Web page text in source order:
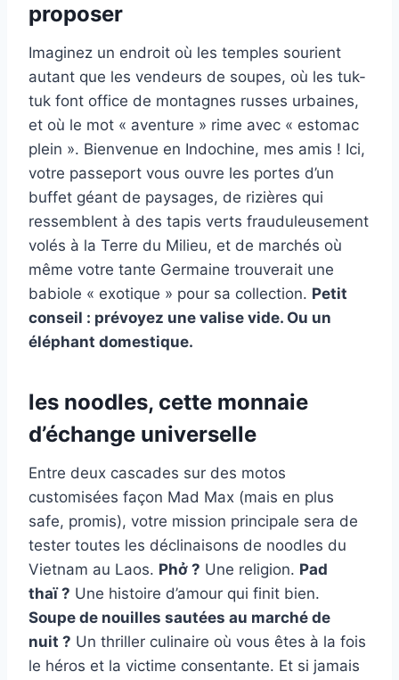
proposer
Imaginez un endroit où les temples sourient
autant que les vendeurs de soupes, où les tuk-
tuk font office de montagnes russes urbaines,
et où le mot « aventure » rime avec « estomac
plein ». Bienvenue en Indochine, mes amis ! Ici,
votre passeport vous ouvre les portes d’un
buffet géant de paysages, de rizières qui
ressemblent à des tapis verts frauduleusement
volés à la Terre du Milieu, et de marchés où
même votre tante Germaine trouverait une
babiole « exotique » pour sa collection. Petit
conseil : prévoyez une valise vide. Ou un
éléphant domestique.
les noodles, cette monnaie
d’échange universelle
Entre deux cascades sur des motos
customisées façon Mad Max (mais en plus
safe, promis), votre mission principale sera de
tester toutes les déclinaisons de noodles du
Vietnam au Laos. Phở ? Une religion. Pad
thaï ? Une histoire d’amour qui finit bien.
Soupe de nouilles sautées au marché de
nuit ? Un thriller culinaire où vous êtes à la fois
le héros et la victime consentante. Et si jamais